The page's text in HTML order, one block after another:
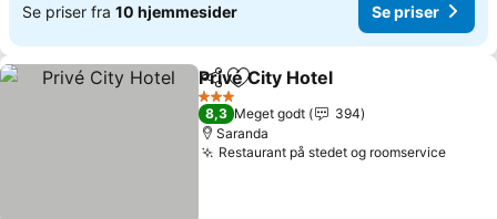
Se priser fra 10 hjemmesider Se priser
Del Føj til favoritter
Privé City Hotel
3 Stjerner
8,3 Meget godt
394
Saranda
Restaurant på stedet og roomservice